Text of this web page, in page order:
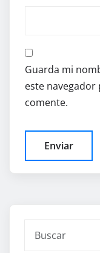
Guarda mi
este navegador
comente.